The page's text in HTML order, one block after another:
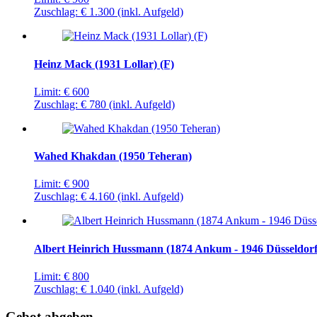
Zuschlag: € 1.300 (inkl. Aufgeld)
Heinz Mack (1931 Lollar) (F)
Limit: € 600
Zuschlag: € 780 (inkl. Aufgeld)
Wahed Khakdan (1950 Teheran)
Limit: € 900
Zuschlag: € 4.160 (inkl. Aufgeld)
Albert Heinrich Hussmann (1874 Ankum - 1946
Limit: € 800
Zuschlag: € 1.040 (inkl. Aufgeld)